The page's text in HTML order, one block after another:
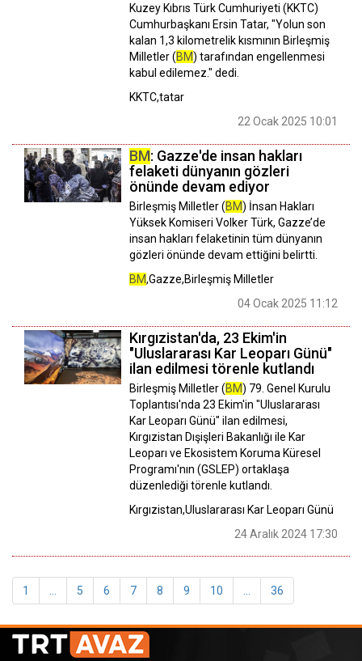
Kuzey Kıbrıs Türk Cumhuriyeti (KKTC)
Cumhurbaşkanı Ersin Tatar, "Yolun son
kalan 1,3 kilometrelik kısmının Birleşmiş
Milletler (BM) tarafından engellenmesi
kabul edilemez." dedi.
KKTC,tatar
22 Ocak 2025 10:01
BM: Gazze'de insan hakları
felaketi dünyanın gözleri
önünde devam ediyor
Birleşmiş Milletler (BM) İnsan Hakları
Yüksek Komiseri Volker Türk, Gazze’de
insan hakları felaketinin tüm dünyanın
gözleri önünde devam ettiğini belirtti.
BM,Gazze,Birleşmiş Milletler
04 Ocak 2025 11:12
Kırgızistan'da, 23 Ekim'in
"Uluslararası Kar Leoparı Günü"
ilan edilmesi törenle kutlandı
Birleşmiş Milletler (BM) 79. Genel Kurulu
Toplantısı'nda 23 Ekim'in "Uluslararası
Kar Leoparı Günü" ilan edilmesi,
Kırgızistan Dışişleri Bakanlığı ile Kar
Leoparı ve Ekosistem Koruma Küresel
Programı'nın (GSLEP) ortaklaşa
düzenlediği törenle kutlandı.
Kırgızistan,Uluslararası Kar Leoparı Günü
24 Aralık 2024 17:30
1 5 6 7 8 9 10 36